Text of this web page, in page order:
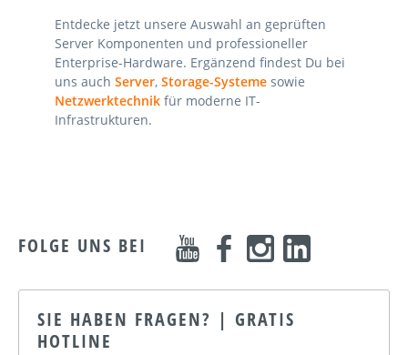
Entdecke jetzt unsere Auswahl an geprüften
Server Komponenten und professioneller
Enterprise-Hardware. Ergänzend findest Du bei
uns auch Server, Storage-Systeme sowie
Netzwerktechnik für moderne IT-
Infrastrukturen.
FOLGE UNS BEI
SIE HABEN FRAGEN? | GRATIS
HOTLINE